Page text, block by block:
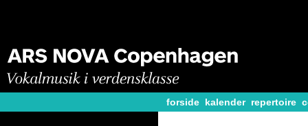
forside kalender repertoire